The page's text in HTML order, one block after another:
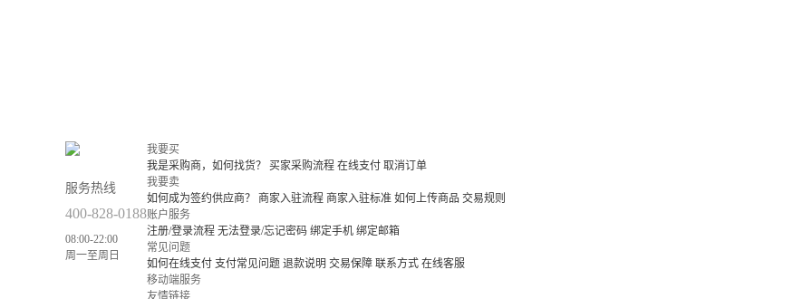
服务热线
400-828-0188
08:00-22:00
周一至周日
我要买
我是采购商，如何找货？
买家采购流程 在线支付 取消订单
我要卖
如何成为签约供应商？
商家入驻流程 商家入驻标准 如何上传商品 交易规则
账户服务
注册/登录流程 无法登录/忘记密码 绑定手机 绑定邮箱
常见问题
如何在线支付 支付常见问题 退款说明 交易保障 联系方式 在线客服
移动端服务
友情链接